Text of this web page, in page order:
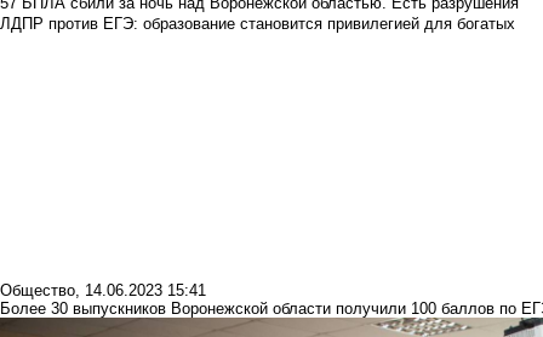
ЛДПР против ЕГЭ: образование становится привилегией для богатых
Общество, 14.06.2023 15:41
Более 30 выпускников Воронежской области получили 100 баллов по